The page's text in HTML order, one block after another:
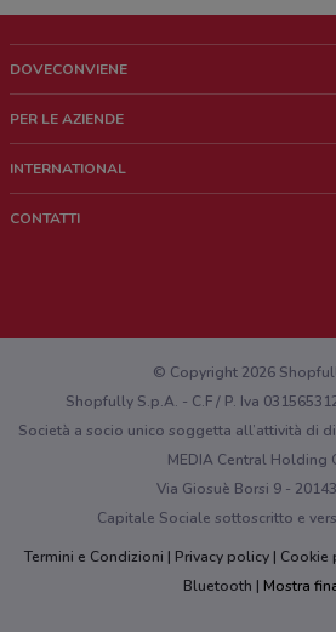
DOVECONVIENE
Chi siamo
Lavora con noi
PER LE AZIENDE
Richieste commerciali e marketing
INTERNATIONAL
CONTATTI
Hai un malfunzionamento sul web o sull'app?
© Copyright 2026
Shopfully S.p.A. - C.F / P. Iva
Società a socio unico soggetta all’attività di
MEDIA Central Holding
Via Giosuè Borsi 9 -
Capitale Sociale sottoscritto e
Termini e Condizioni
Privacy policy Cookie
Bluetooth
Mostra